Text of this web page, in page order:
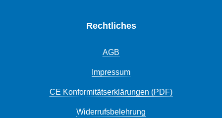
Rechtliches
AGB
Impressum
CE Konformitätserklärungen (PDF)
Widerrufsbelehrung